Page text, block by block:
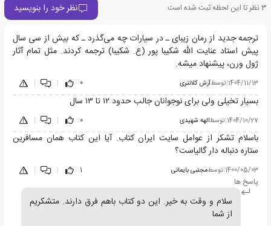
3نظر تا این لحظه ثبت شده است نظر خود را بنویسید
ترجمه جدید از رمان زیبای ـ در سیارات چه می‌گذرد ـ که بیش از سی سال
پیش استاد عنایت الله شکیبا پور (ع. شکیبا) ترجمه کردند. مثل تمام آثار
ژول ورن، پیشنهاد میشه.
1404/11/13 توسطآرش کلانتری 0
بسیار تخیلی ولی برای نوجوانان جالب حدود ۱۲ تا ۱۳ سال
1404/10/27
|توسطالهه شهیدی 0
|
|
باسلام تشکر از عوامل سایت ایران کتاب. آیا این کتاب همان مسافرین
ستاره دنباله دار گالیاست؟
1400/05/03 توسطمجتبی بایمانی 1
پاسخ ها
سلام و وقت به خیر. این دو کتاب باهم فرق دارند. متشکریم
از شما